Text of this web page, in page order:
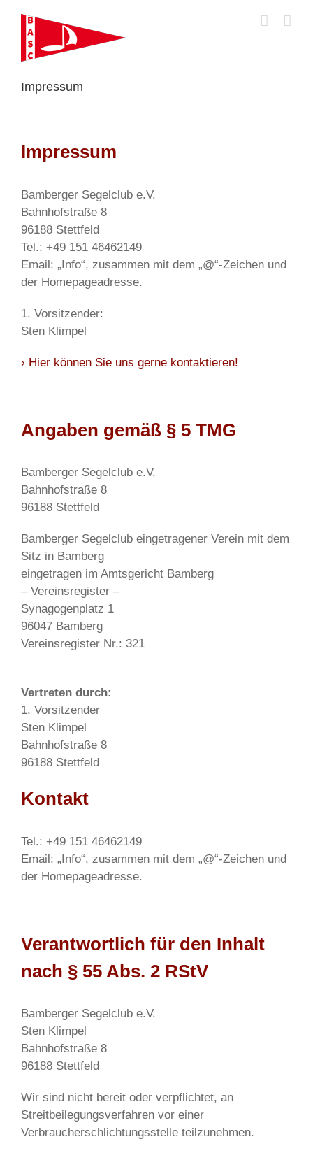
springen
Impressum
Impressum
Bamberger Segelclub e.V.
Bahnhofstraße 8
96188 Stettfeld
Tel.: +49 151 46462149
Email: „Info“, zusammen mit dem „@“-Zeichen und
der Homepageadresse.
1. Vorsitzender:
Sten Klimpel
› Hier können Sie uns gerne kontaktieren!
Angaben gemäß § 5 TMG
Bamberger Segelclub e.V.
Bahnhofstraße 8
96188 Stettfeld
Bamberger Segelclub eingetragener Verein mit dem
Sitz in Bamberg
eingetragen im Amtsgericht Bamberg
– Vereinsregister –
Synagogenplatz 1
96047 Bamberg
Vereinsregister Nr.: 321
Vertreten durch:
1. Vorsitzender
Sten Klimpel
Bahnhofstraße 8
96188 Stettfeld
Kontakt
Tel.: +49 151 46462149
Email: „Info“, zusammen mit dem „@“-Zeichen und
der Homepageadresse.
Verantwortlich für den Inhalt
nach § 55 Abs. 2 RStV
Bamberger Segelclub e.V.
Sten Klimpel
Bahnhofstraße 8
96188 Stettfeld
Wir sind nicht bereit oder verpflichtet, an
Streitbeilegungsverfahren vor einer
Verbraucherschlichtungsstelle teilzunehmen.